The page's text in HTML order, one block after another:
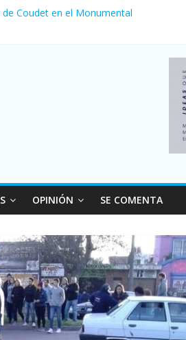
Coudet en el Monumental
más movimiento y consumo turístico:
autos usados en julio: bajó un 12,6%
OPINIÓN SE COMENTA